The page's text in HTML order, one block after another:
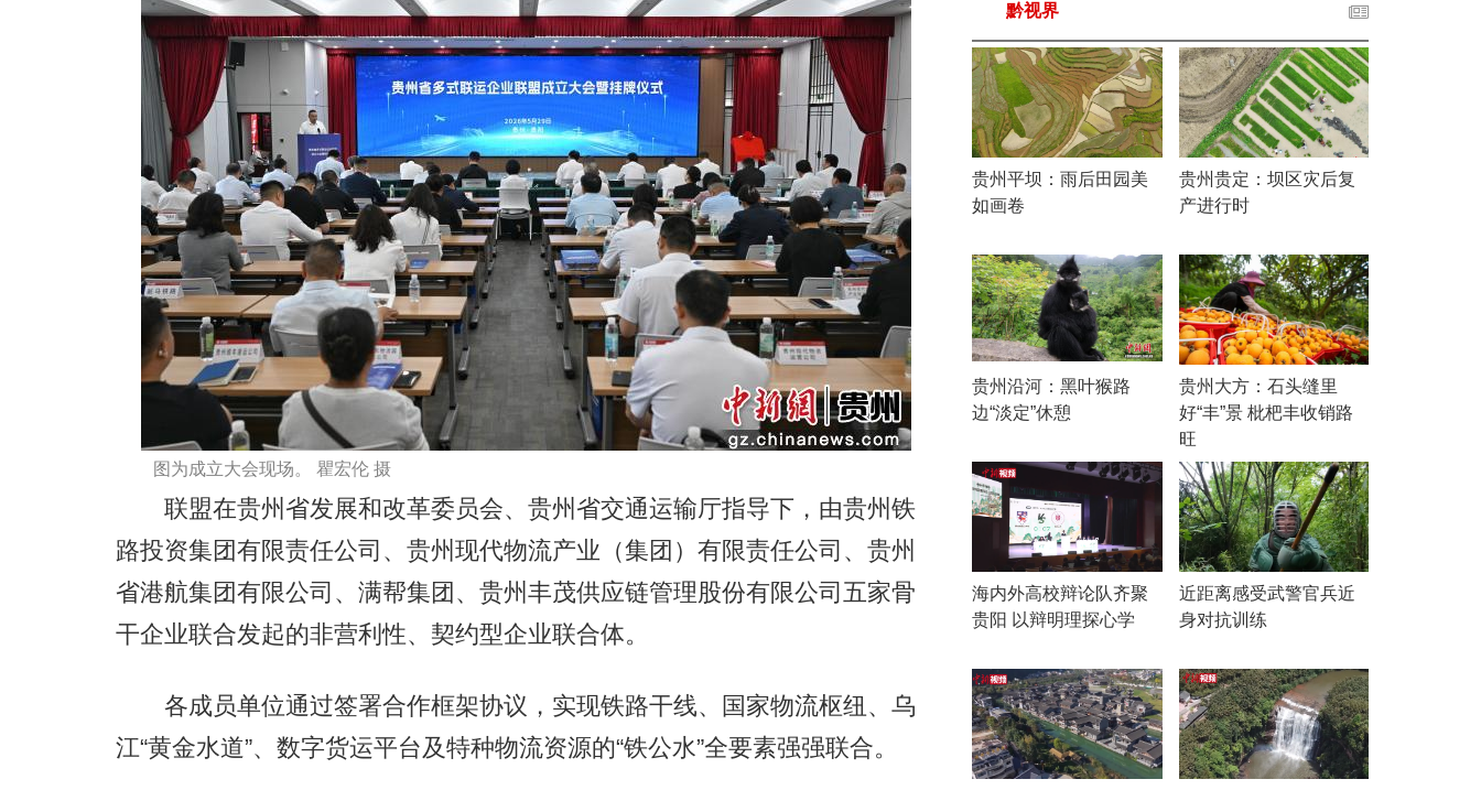
图为成立大会现场。 瞿宏伦 摄
联盟在贵州省发展和改革委员会、贵州省交通运输厅指导下，由贵州铁
路投资集团有限责任公司、贵州现代物流产业（集团）有限责任公司、贵州
省港航集团有限公司、满帮集团、贵州丰茂供应链管理股份有限公司五家骨
干企业联合发起的非营利性、契约型企业联合体。
各成员单位通过签署合作框架协议，实现铁路干线、国家物流枢纽、乌
江“黄金水道”、数字货运平台及特种物流资源的“铁公水”全要素强强联合。
黔视界
贵州平坝：雨后田园美
如画卷
贵州贵定：坝区灾后复
产进行时
贵州沿河：黑叶猴路
边“淡定”休憩
贵州大方：石头缝里
好“丰”景 枇杷丰收销路
旺
海内外高校辩论队齐聚
贵阳 以辩明理探心学
近距离感受武警官兵近
身对抗训练